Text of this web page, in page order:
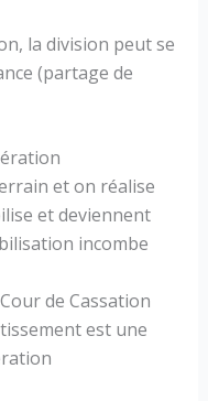
la division peut se
(partage de
et on réalise
et deviennent
incombe
de Cassation
est une